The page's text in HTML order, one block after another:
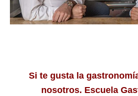
Si te gusta la
nosotros. Escuela